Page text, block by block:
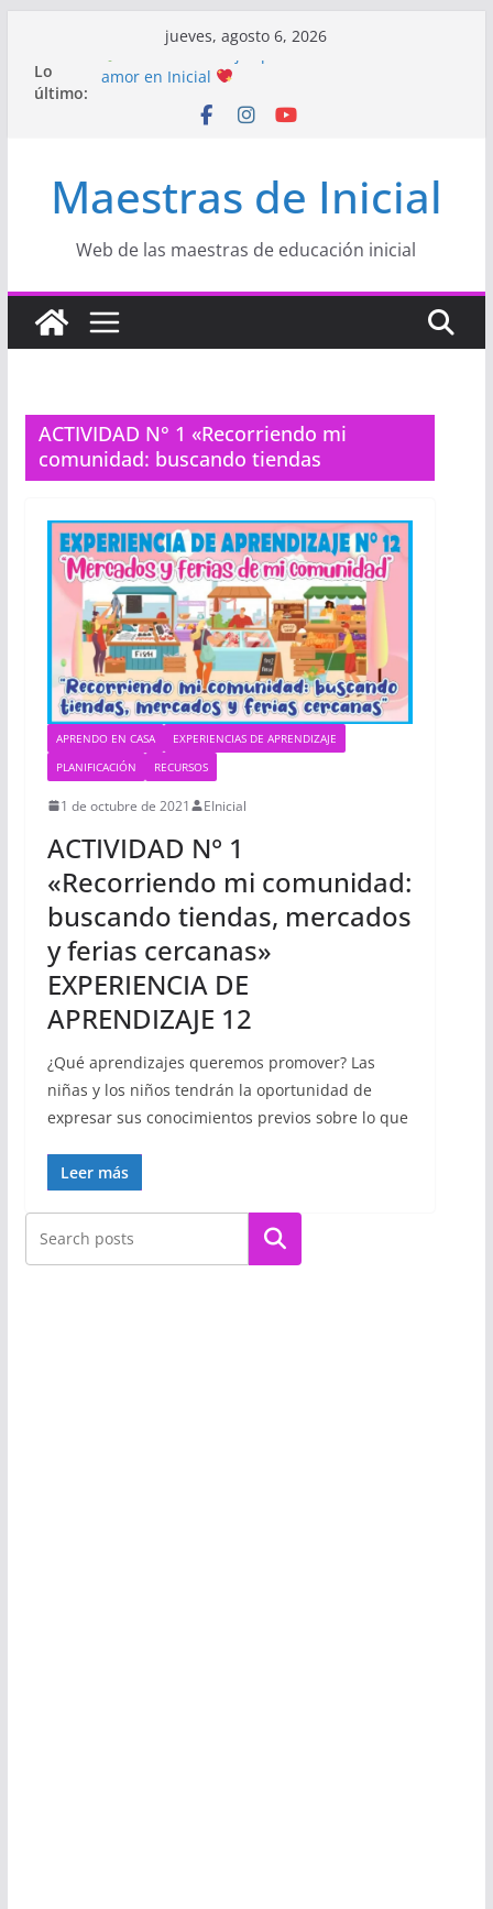
contenido
jueves, agosto 6, 2026
Lo
último:
Hermosos dibujos para MAMÁ: colorea con
Manualidades HERMOSAS para mamá
Semana de la Educación Inicial 2026”
Proyecto
“Celebramos con Alegría la Semana
Proyecto de Aprendizaje
Un regalo para
Maestras de Inicial
Web de las maestras de educación inicial
ACTIVIDAD N° 1 «Recorriendo mi
comunidad: buscando tiendas
APRENDO EN CASA
EXPERIENCIAS DE APRENDIZAJE
PLANIFICACIÓN
RECURSOS
1 de octubre de 2021 EInicial
ACTIVIDAD N° 1
«Recorriendo mi comunidad:
buscando tiendas, mercados
y ferias cercanas»
EXPERIENCIA DE
APRENDIZAJE 12
¿Qué aprendizajes queremos promover? Las
niñas y los niños tendrán la oportunidad de
expresar sus conocimientos previos sobre lo que
Leer más
Buscar